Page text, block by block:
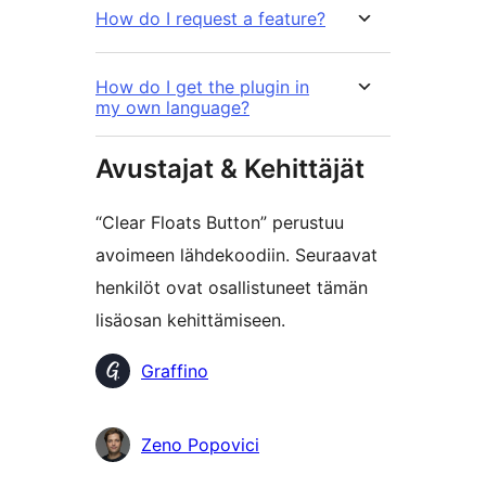
How do I request a feature?
How do I get the plugin in
my own language?
Avustajat & Kehittäjät
“Clear Floats Button” perustuu
avoimeen lähdekoodiin. Seuraavat
henkilöt ovat osallistuneet tämän
lisäosan kehittämiseen.
AvustajatGraffino
Zeno Popovici